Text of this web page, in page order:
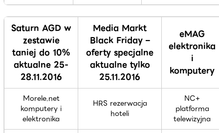
Saturn AGD w
zestawie
taniej do 10%
aktualne 25-
28.11.2016
Media Markt
Black Friday –
oferty specjalne
aktualne tylko
25.11.2016
eMAG
elektronika
i
komputery
Morele.net
komputery i
elektronika
HRS rezerwacja
hoteli
NC+
platforma
telewizyjna